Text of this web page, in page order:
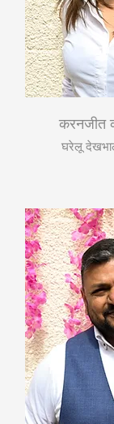
करनजीत
घरेलू